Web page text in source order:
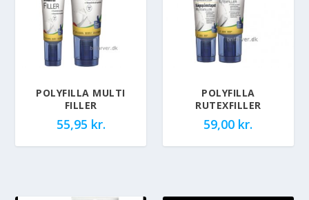
POLYFILLA MULTI
FILLER
55,95 kr.
POLYFILLA
RUTEXFILLER
59,00 kr.